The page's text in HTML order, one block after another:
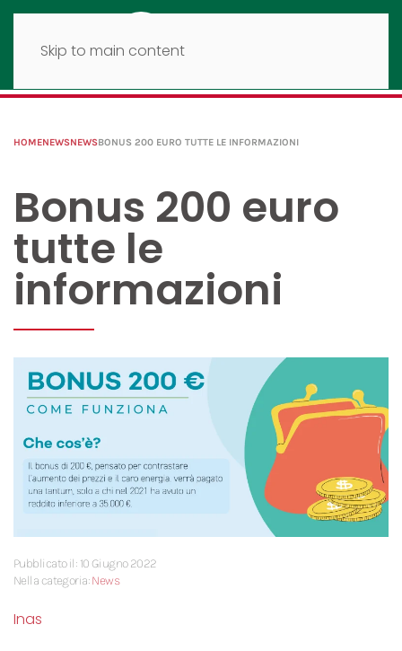
Skip to main content
HOMENEWSNEWSBONUS 200 EURO TUTTE LE INFORMAZIONI
Bonus 200 euro
tutte le
informazioni
Pubblicato il: 10 Giugno 2022
Nella categoria:News
Inas